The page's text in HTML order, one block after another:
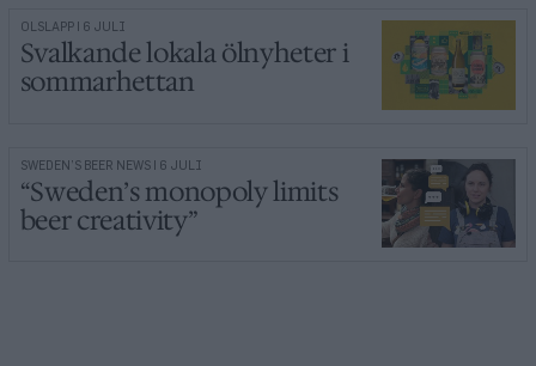
ÖLSLÄPP | 6 JULI
Svalkande lokala ölnyheter i
sommarhettan
SWEDEN’S BEER NEWS | 6 JULI
“Sweden’s monopoly limits
beer creativity”